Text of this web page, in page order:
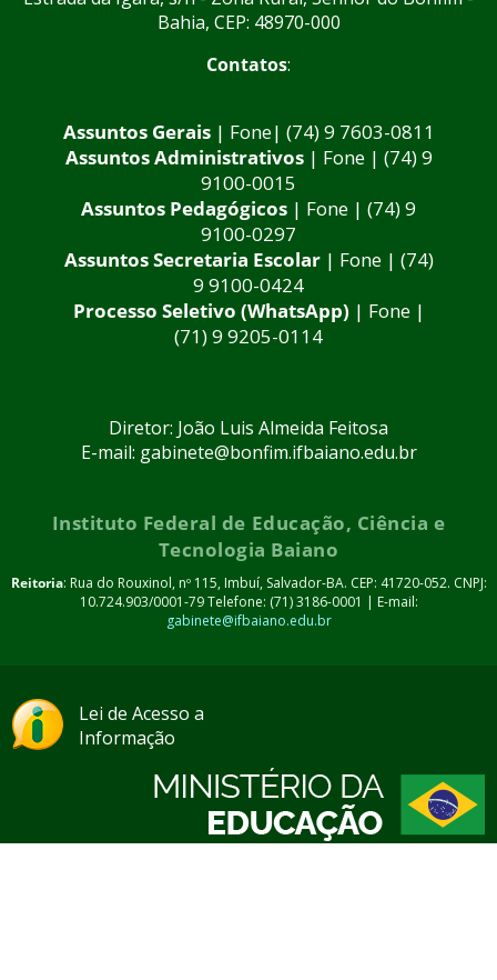
Bahia, CEP: 48970-000
Contatos:
Assuntos Gerais | Fone| (74) 9 7603-0811
Assuntos Administrativos | Fone | (74) 9
9100-0015
Assuntos Pedagógicos | Fone | (74) 9
9100-0297
Assuntos Secretaria Escolar| Fone | (74)
9 9100-0424
Processo Seletivo (WhatsApp) | Fone |
(71) 9 9205-0114
Diretor: João Luis Almeida Feitosa
E-mail: gabinete@bonfim.ifbaiano.edu.br
Instituto Federal de Educação, Ciência e
Tecnologia Baiano
Reitoria: Rua do Rouxinol, nº 115, Imbuí, Salvador-BA. CEP: 41720-052. CNPJ:
10.724.903/0001-79 Telefone: (71) 3186-0001 | E-mail:
gabinete@ifbaiano.edu.br
Lei de Acesso a
Informação